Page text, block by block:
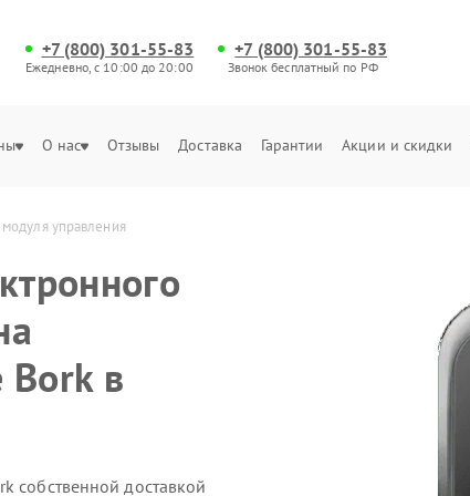
+7 (800) 301-55-83
Ежедневно, с 10:00 до 20:00
+7 (800) 301-55-83
Звонок бесплатный по РФ
О нас Отзывы Доставка Гарантии Акции и скидки
управления
Bork в
собственной доставкой